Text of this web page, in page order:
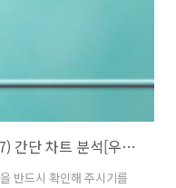
주소남의 녹십자홀딩스2우(005257) 간단 차트 분석[우선주]
반드시 확인해 주시기를